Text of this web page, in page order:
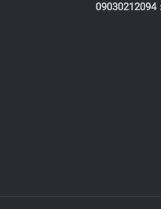
: 09030212094